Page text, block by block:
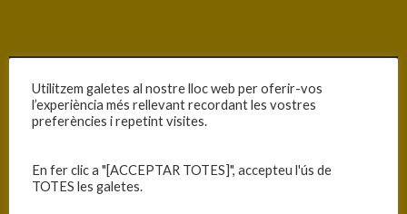
Data Hora Competició Temporada
Utilitzem galetes al nostre lloc web per oferir-vos
l’experiència més rellevant recordant les vostres
preferències i repetint visites.
En fer clic a "[ACCEPTAR TOTES]", accepteu l'ús de
TOTES les galetes.